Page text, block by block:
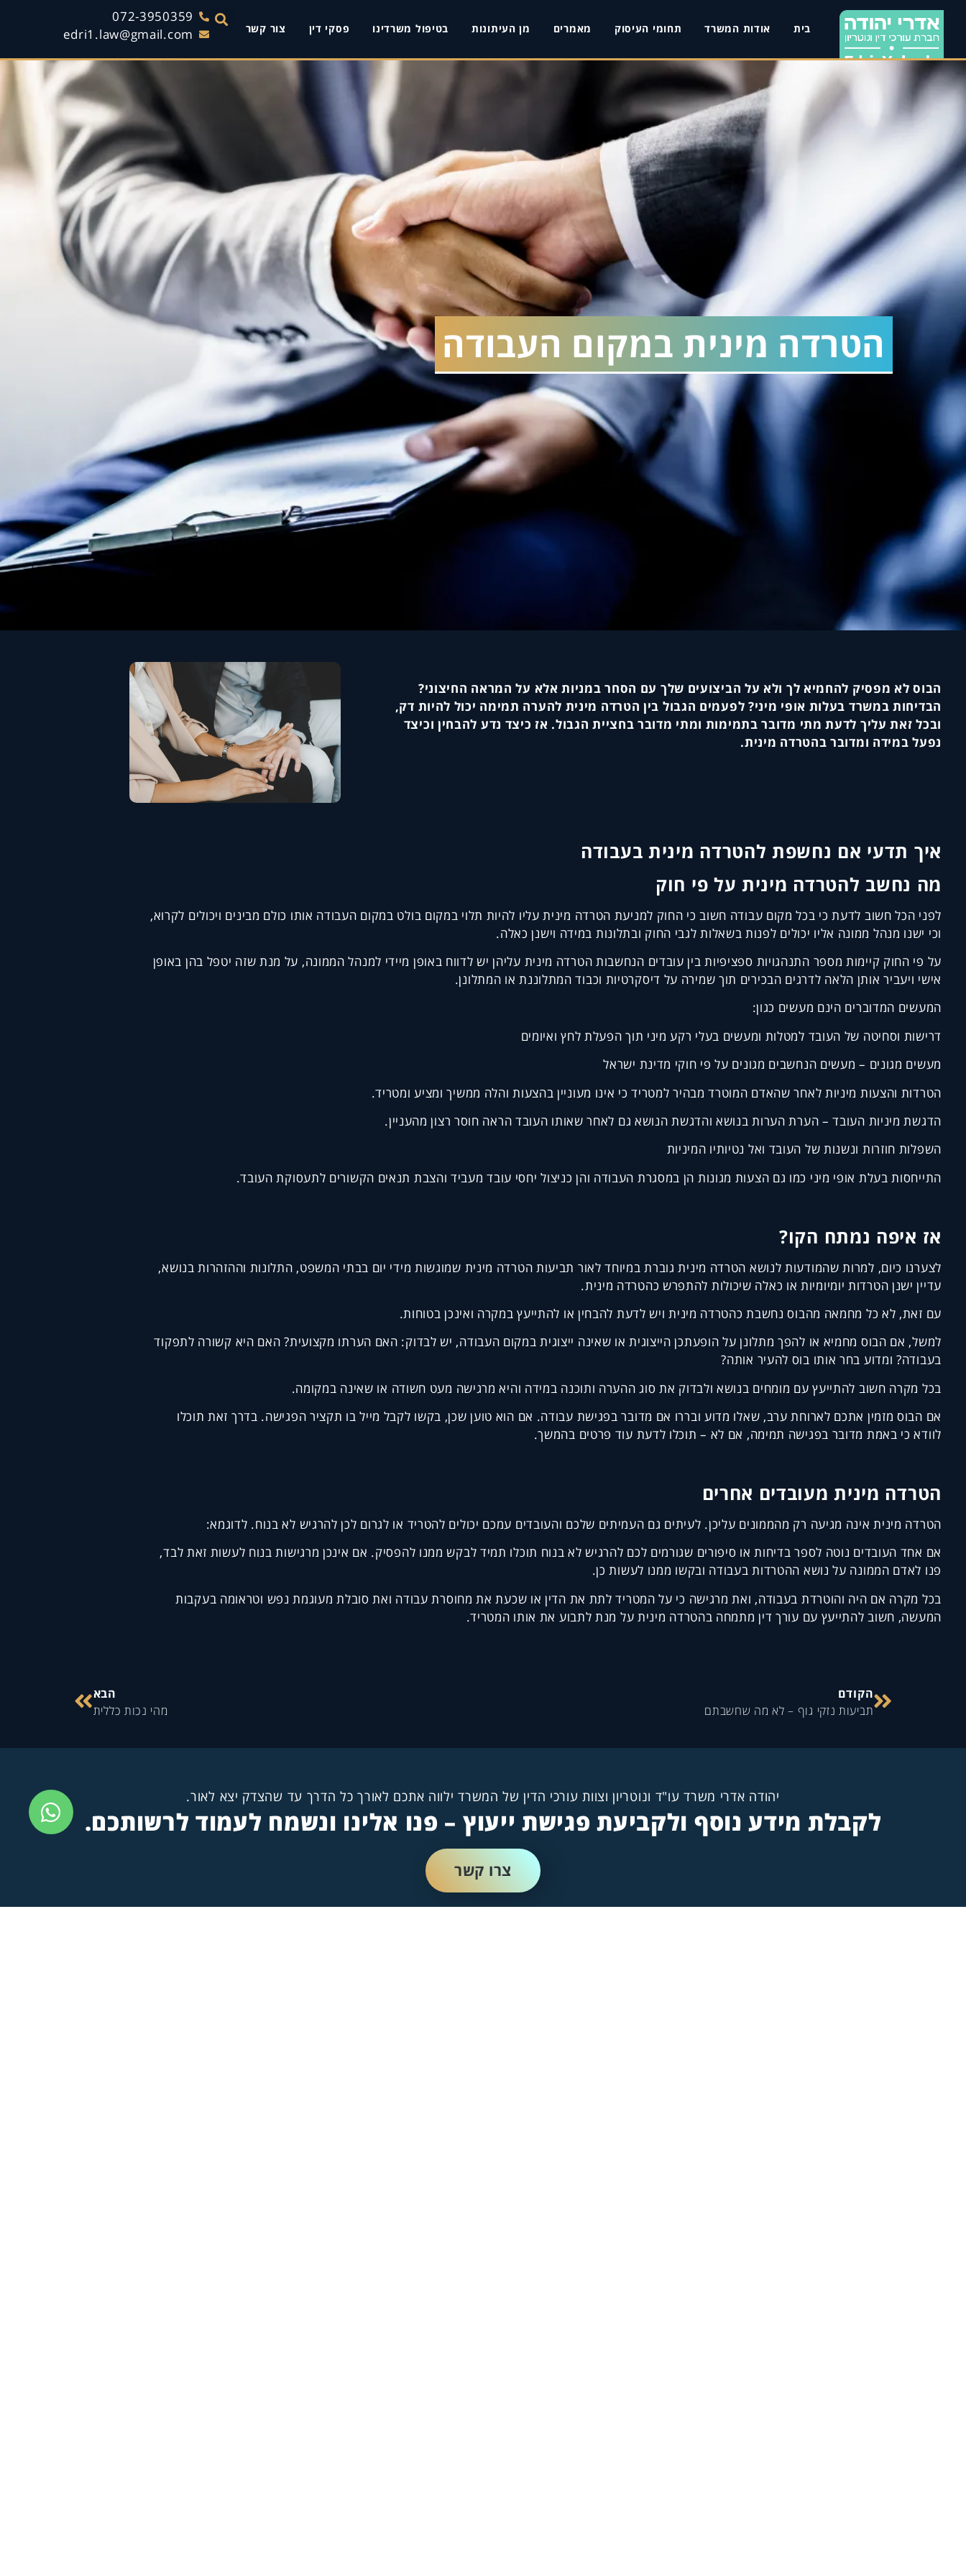
בית אודות המשרד תחומי העיסוק מאמרים מן העיתונות בטיפול משרדינו פסקי דין צור קשר
072-3950359
edri1.law@gmail.com
הטרדה מינית במקום העבודה
הבוס לא מפסיק להחמיא לך ולא על הביצועים שלך עם הסחר במניות אלא על המראה החיצוני?
הבדיחות במשרד בעלות אופי מיני? לפעמים הגבול בין הטרדה מינית להערה תמימה יכול להיות דק,
ובכל זאת עליך לדעת מתי מדובר בתמימות ומתי מדובר בחציית הגבול. אז כיצד נדע להבחין וכיצד
נפעל במידה ומדובר בהטרדה מינית.
איך תדעי אם נחשפת להטרדה מינית בעבודה
מה נחשב להטרדה מינית על פי חוק
לפני הכל חשוב לדעת כי בכל מקום עבודה חשוב כי החוק למניעת הטרדה מינית עליו להיות תלוי במקום בולט במקום העבודה אותו כולם מבינים ויכולים לקרוא,
וכי ישנו מנהל ממונה אליו יכולים לפנות בשאלות לגבי החוק ובתלונות במידה וישנן כאלה.
על פי החוק קיימות מספר התנהגויות ספציפיות בין עובדים הנחשבות הטרדה מינית עליהן יש לדווח באופן מיידי למנהל הממונה, על מנת שזה יטפל בהן באופן
אישי ויעביר אותן הלאה לדרגים הבכירים תוך שמירה על דיסקרטיות וכבוד המתלוננת או המתלונן.
המעשים המדוברים הינם מעשים כגון:
דרישות וסחיטה של העובד למטלות ומעשים בעלי רקע מיני תוך הפעלת לחץ ואיומים
מעשים מגונים – מעשים הנחשבים מגונים על פי חוקי מדינת ישראל
הטרדות והצעות מיניות לאחר שהאדם המוטרד מבהיר למטריד כי אינו מעוניין בהצעות והלה ממשיך ומציע ומטריד.
הדגשת מיניות העובד – הערת הערות בנושא והדגשת הנושא גם לאחר שאותו העובד הראה חוסר רצון מהעניין.
השפלות חוזרות ונשנות של העובד ואל נטיותיו המיניות
התייחסות בעלת אופי מיני כמו גם הצעות מגונות הן במסגרת העבודה והן כניצול יחסי עובד מעביד והצבת תנאים הקשורים לתעסוקת העובד.
אז איפה נמתח הקו?
לצערנו כיום, למרות שהמודעות לנושא הטרדה מינית גוברת במיוחד לאור תביעות הטרדה מינית שמוגשות מידי יום בבתי המשפט, התלונות וההזהרות בנושא,
עדיין ישנן הטרדות יומיומיות או כאלה שיכולות להתפרש כהטרדה מינית.
עם זאת, לא כל מחמאה מהבוס נחשבת כהטרדה מינית ויש לדעת להבחין או להתייעץ במקרה ואינכן בטוחות.
למשל, אם הבוס מחמיא או להפך מתלונן על הופעתכן הייצוגית או שאינה ייצוגית במקום העבודה, יש לבדוק: האם הערתו מקצועית? האם היא קשורה לתפקוד
בעבודה? ומדוע בחר אותו בוס להעיר אותה?
בכל מקרה חשוב להתייעץ עם מומחים בנושא ולבדוק את סוג ההערה ותוכנה במידה והיא מרגישה מעט חשודה או שאינה במקומה.
אם הבוס מזמין אתכם לארוחת ערב, שאלו מדוע ובררו אם מדובר בפגישת עבודה. אם הוא טוען שכן, בקשו לקבל מייל בו תקציר הפגישה. בדרך זאת תוכלו
לוודא כי באמת מדובר בפגישה תמימה, אם לא – תוכלו לדעת עוד פרטים בהמשך.
הטרדה מינית מעובדים אחרים
הטרדה מינית אינה מגיעה רק מהממונים עליכן. לעיתים גם העמיתים שלכם והעובדים עמכם יכולים להטריד או לגרום לכן להרגיש לא בנוח. לדוגמא:
אם אחד העובדים נוטה לספר בדיחות או סיפורים שגורמים לכם להרגיש לא בנוח תוכלו תמיד לבקש ממנו להפסיק. אם אינכן מרגישות בנוח לעשות זאת לבד,
פנו לאדם הממונה על נושא ההטרדות בעבודה ובקשו ממנו לעשות כן.
בכל מקרה אם היה והוטרדת בעבודה, ואת מרגישה כי על המטריד לתת את הדין או שכעת את מחוסרת עבודה ואת סובלת מעוגמת נפש וטראומה בעקבות
המעשה, חשוב להתייעץ עם עורך דין מתמחה בהטרדה מינית על מנת לתבוע את אותו המטריד.
הקודם
תביעות נזקי גוף – לא מה שחשבתם
הבא
מהי נכות כללית
יהודה אדרי משרד עו"ד ונוטריון וצוות עורכי הדין של המשרד ילווה אתכם לאורך כל הדרך עד שהצדק יצא לאור.
לקבלת מידע נוסף ולקביעת פגישת ייעוץ – פנו אלינו ונשמח לעמוד לרשותכם.
צרו קשר